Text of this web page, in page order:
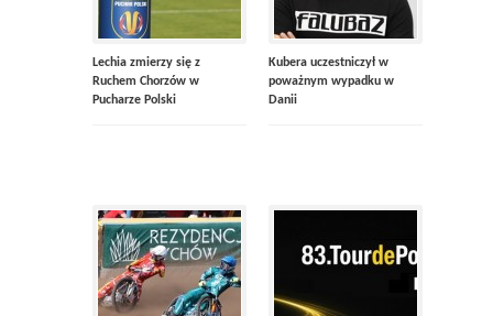
Lechia zmierzy się z
Ruchem Chorzów w
Pucharze Polski
Kubera uczestniczył w
poważnym wypadku w
Danii